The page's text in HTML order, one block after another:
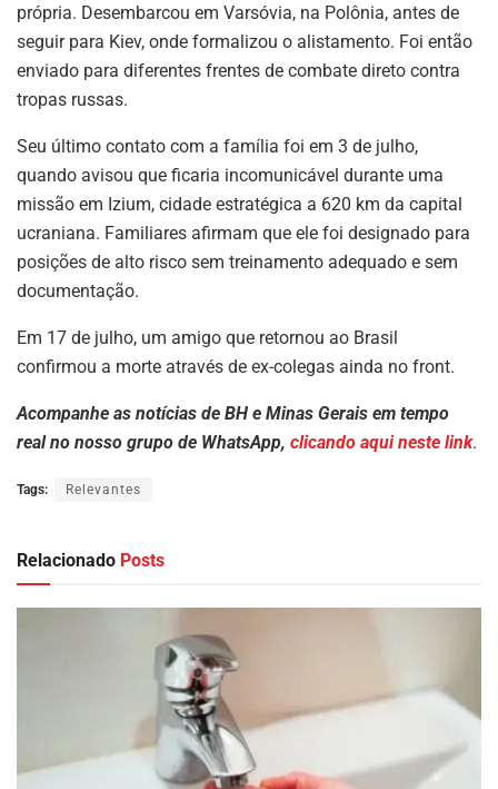
própria. Desembarcou em Varsóvia, na Polônia, antes de
seguir para Kiev, onde formalizou o alistamento. Foi então
enviado para diferentes frentes de combate direto contra
tropas russas.
Seu último contato com a família foi em 3 de julho,
quando avisou que ficaria incomunicável durante uma
missão em Izium, cidade estratégica a 620 km da capital
ucraniana. Familiares afirmam que ele foi designado para
posições de alto risco sem treinamento adequado e sem
documentação.
Em 17 de julho, um amigo que retornou ao Brasil
confirmou a morte através de ex-colegas ainda no front.
Acompanhe as notícias de BH e Minas Gerais em tempo
real no nosso grupo de WhatsApp, clicando aqui neste link.
Tags: Relevantes
Relacionado Posts